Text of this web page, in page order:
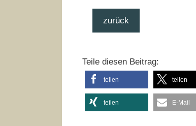
zurück
Teile diesen Beitrag:
teilen teilen
teilen E-Mail